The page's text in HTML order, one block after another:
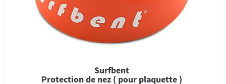
Surfbent
Protection de nez ( pour plaquette )